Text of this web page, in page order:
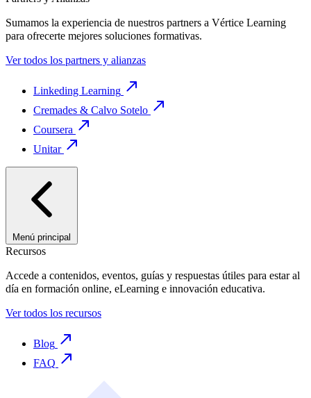
Sumamos la experiencia de nuestros partners a Vértice Learning
para ofrecerte mejores soluciones formativas.
Ver todos los partners y alianzas
Linkeding Learning
Cremades & Calvo Sotelo
Coursera
Unitar
Menú principal
Recursos
Accede a contenidos, eventos, guías y respuestas útiles para estar al
día en formación online, eLearning e innovación educativa.
Ver todos los recursos
Blog
FAQ